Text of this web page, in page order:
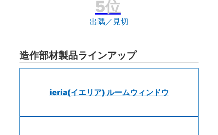
出隅／見切
造作部材製品ラインアップ
ieria(イエリア) ルームウィンドウ